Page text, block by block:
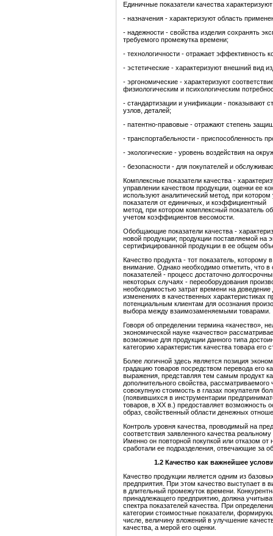
Единичные показатели качества
- назначения - характеризуют область
- надежности - свойства изделия сохранять
требуемого промежутка времени;
- технологичности - отражает эффективность
- эстетические - характеризуют внешний вид
- эргономические - характеризуют
физиологическим и психологическим
- стандартизации и унификации - показывают
узлов, деталей;
- патентно-правовые - отражают степень
- транспортабельности - приспособленность
- экологические - уровень воздействия на
- безопасности - для покупателей и
Комплексные показатели качества -
управлении качеством продукции, оценки ее
используют аналитический метод, при
показателя от единичных, и коэффициентный
метод, при котором комплексный показатель
учетом коэффициентов весомости.
Обобщающие показатели качества -
новой продукции; продукции поставляемой на
сертифицированной продукции в ее общем
Качество продукта - тот показатель,
внимание. Однако необходимо отметить, что
показателей - процесс достаточно
некоторых случаях - переоборудования
необходимостью затрат времени на
изменениях в качественных
потенциальным клиентам для осознания
выбора между взаимозаменяемыми товарами.
Говоря об определении термина «качество»,
экономической науке «качество»
возможные для продукции данного типа
категорию характеристик качества товара
Более логичной здесь является позиция
градацию товаров посредством перевода его
выражения, представляя тем самым продукт
дополнительного свойства,
совокупную стоимость в глазах покупателя
(появившихся в инструментарии
товаров, в XX в.) предоставляет
образ, свойственный области денежных
Контроль уровня качества, проводимый на
соответствия заявленного качества
Именно он повторной покупкой или отказом
сработали ее подразделения, отвечающие за
1.2 Качество как важнейшее
Качество продукции является одним из
предприятия. При этом качество выступает в
в длительный промежуток времени.
принадлежащего предприятию, должна
спектра показателей качества. При
категории стоимостные показатели,
числе, величину вложений в улучшение
качества, а мерой его оценки.